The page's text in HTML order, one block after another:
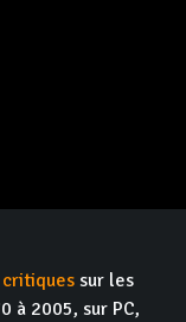
critiques sur les
à 2005, sur PC,